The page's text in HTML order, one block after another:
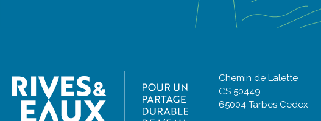
Chemin de Lalette
CS 50449
65004 Tarbes Cedex